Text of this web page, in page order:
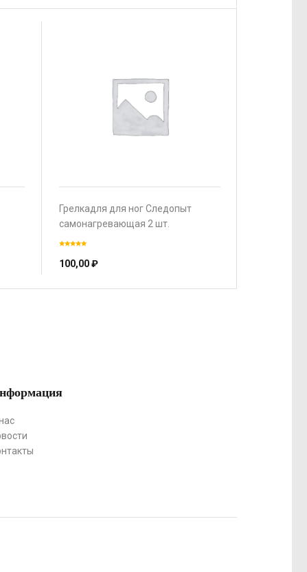
Грелкадля для ног Следопыт
самонагревающая 2 шт.
100,00₽